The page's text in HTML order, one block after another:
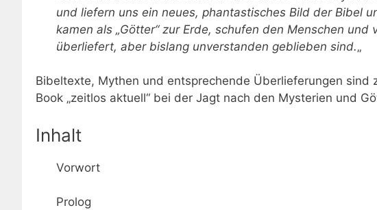
und liefern uns ein neues, phantastisches Bild der Bibel
kamen als „Götter“ zur Erde, schufen den Menschen
überliefert, aber bislang unverstanden geblieben sind.„
Bibeltexte, Mythen und entsprechende Überlieferungen sind
Book „zeitlos aktuell“ bei der Jagt nach den Mysterien und
Inhalt
Vorwort
Prolog